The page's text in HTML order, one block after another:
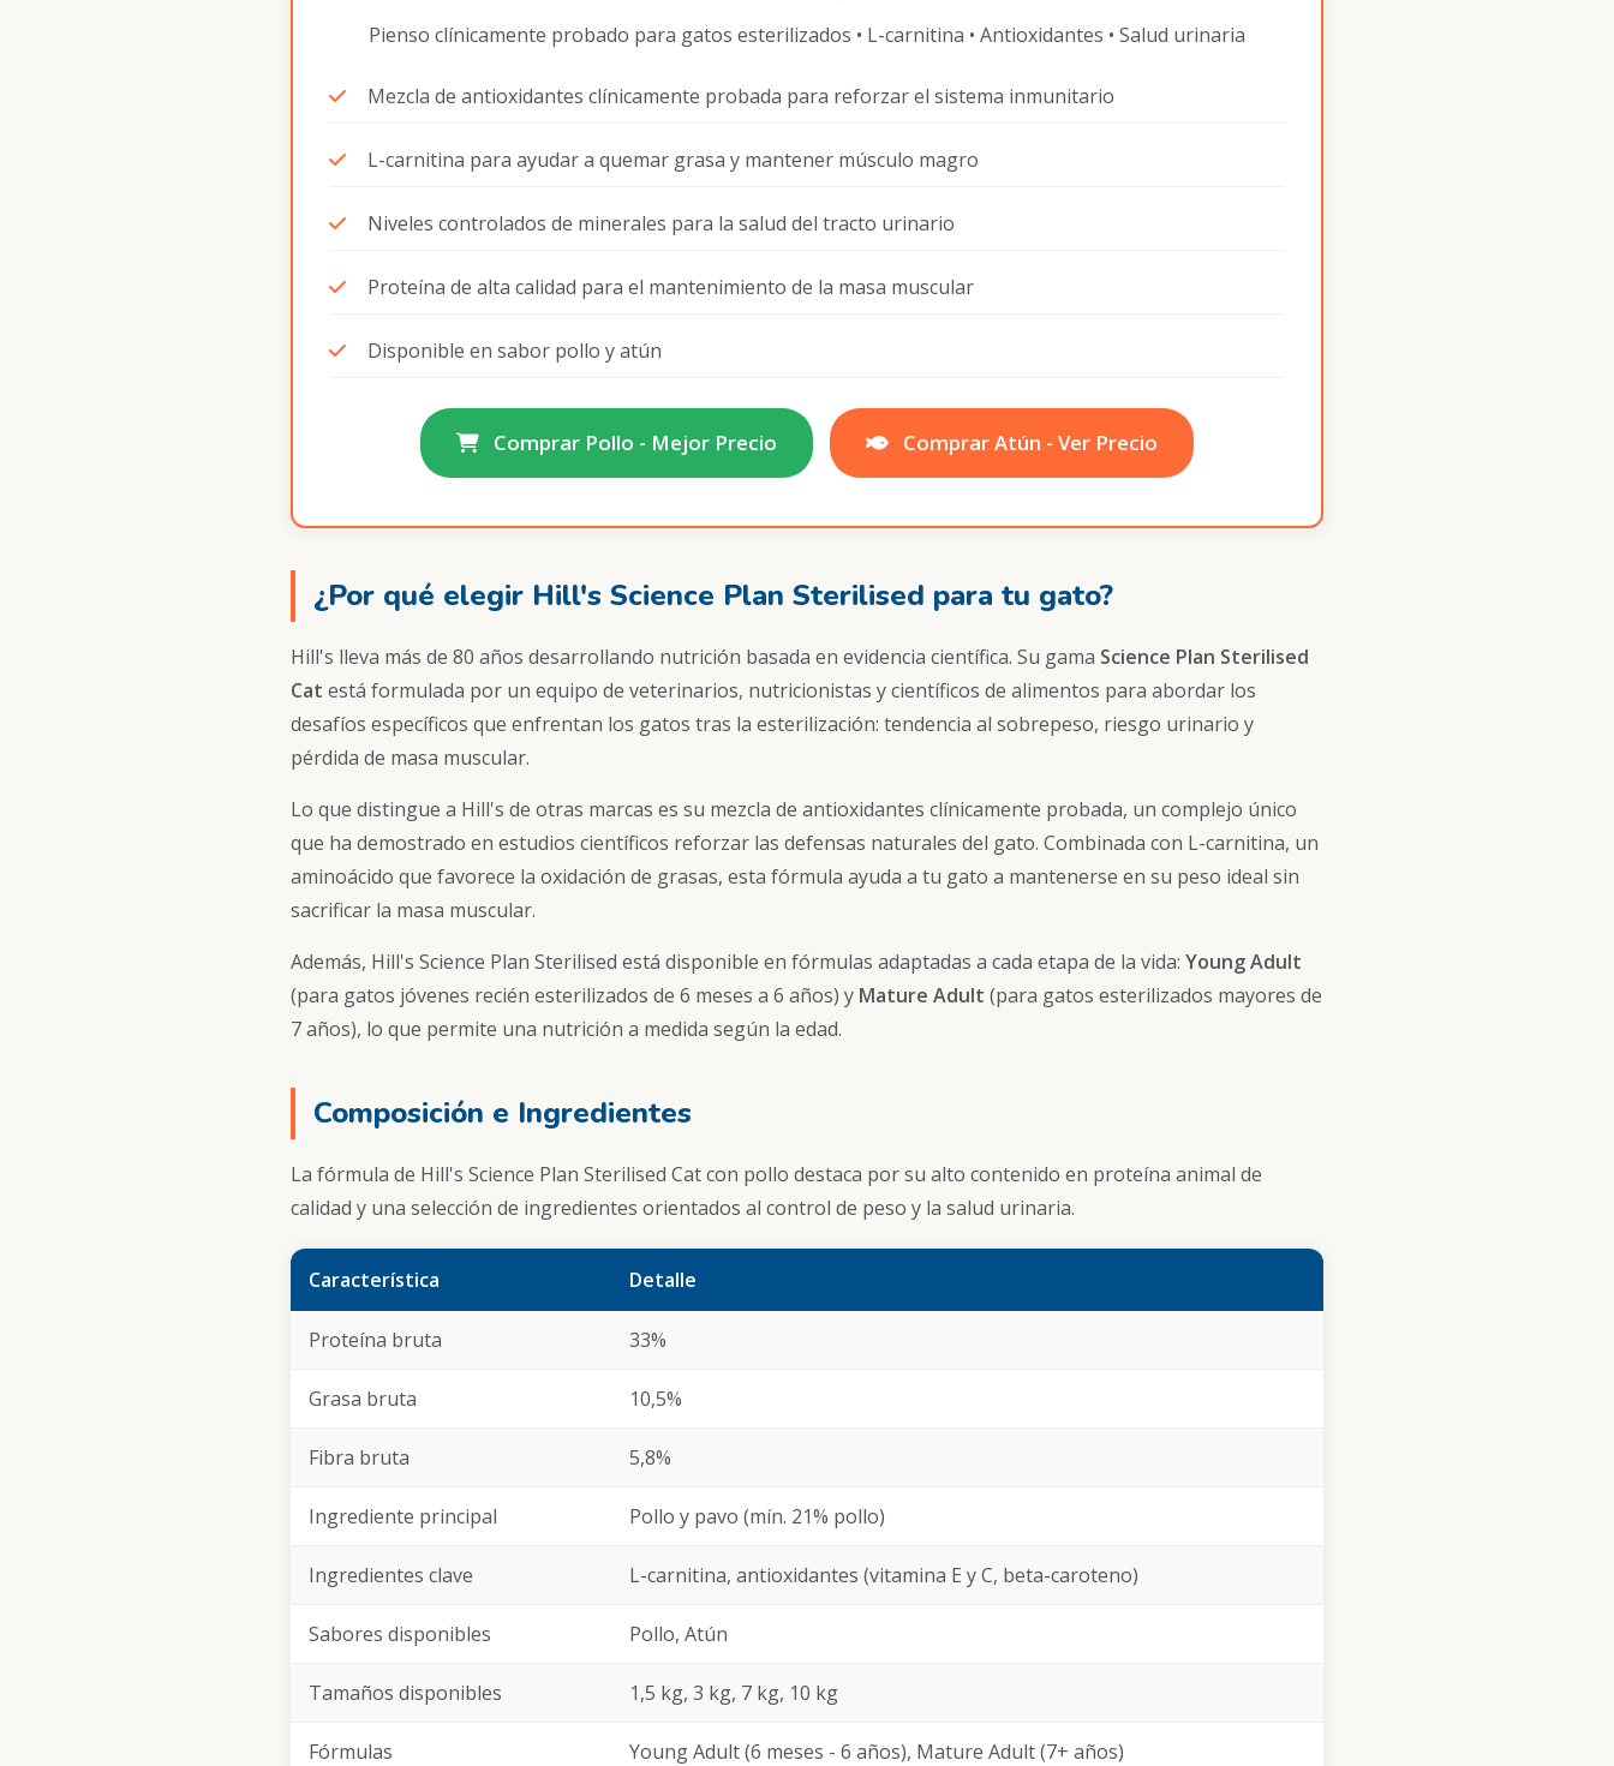
Pienso clínicamente probado para gatos esterilizados • L-carnitina • Antioxidantes • Salud urinaria
Mezcla de antioxidantes clínicamente probada para reforzar el sistema inmunitario
L-carnitina para ayudar a quemar grasa y mantener músculo magro
Niveles controlados de minerales para la salud del tracto urinario
Proteína de alta calidad para el mantenimiento de la masa muscular
Disponible en sabor pollo y atún
Comprar Pollo - Mejor Precio Comprar Atún - Ver Precio
¿Por qué elegir Hill's Science Plan Sterilised para tu gato?
Hill's lleva más de 80 años desarrollando nutrición basada en evidencia científica. Su gama Science Plan Sterilised
Cat está formulada por un equipo de veterinarios, nutricionistas y científicos de alimentos para abordar los
desafíos específicos que enfrentan los gatos tras la esterilización: tendencia al sobrepeso, riesgo urinario y
pérdida de masa muscular.
Lo que distingue a Hill's de otras marcas es su mezcla de antioxidantes clínicamente probada, un complejo único
que ha demostrado en estudios científicos reforzar las defensas naturales del gato. Combinada con L-carnitina, un
aminoácido que favorece la oxidación de grasas, esta fórmula ayuda a tu gato a mantenerse en su peso ideal sin
sacrificar la masa muscular.
Además, Hill's Science Plan Sterilised está disponible en fórmulas adaptadas a cada etapa de la vida: Young Adult
(para gatos jóvenes recién esterilizados de 6 meses a 6 años) y Mature Adult (para gatos esterilizados mayores de
7 años), lo que permite una nutrición a medida según la edad.
Composición e Ingredientes
La fórmula de Hill's Science Plan Sterilised Cat con pollo destaca por su alto contenido en proteína animal de
calidad y una selección de ingredientes orientados al control de peso y la salud urinaria.
Característica Detalle
Proteína bruta 33%
Grasa bruta 10,5%
Fibra bruta 5,8%
Ingrediente principal Pollo y pavo (mín. 21% pollo)
Ingredientes clave L-carnitina, antioxidantes (vitamina E y C, beta-caroteno)
Sabores disponibles Pollo, Atún
Tamaños disponibles 1,5 kg, 3 kg, 7 kg, 10 kg
Fórmulas Young Adult (6 meses - 6 años), Mature Adult (7+ años)